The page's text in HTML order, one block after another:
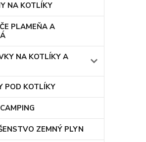
NA KOTLÍKY
PLAMEŇA A
NA KOTLÍKY A
POD KOTLÍKY
ZEMNÝ PLYN